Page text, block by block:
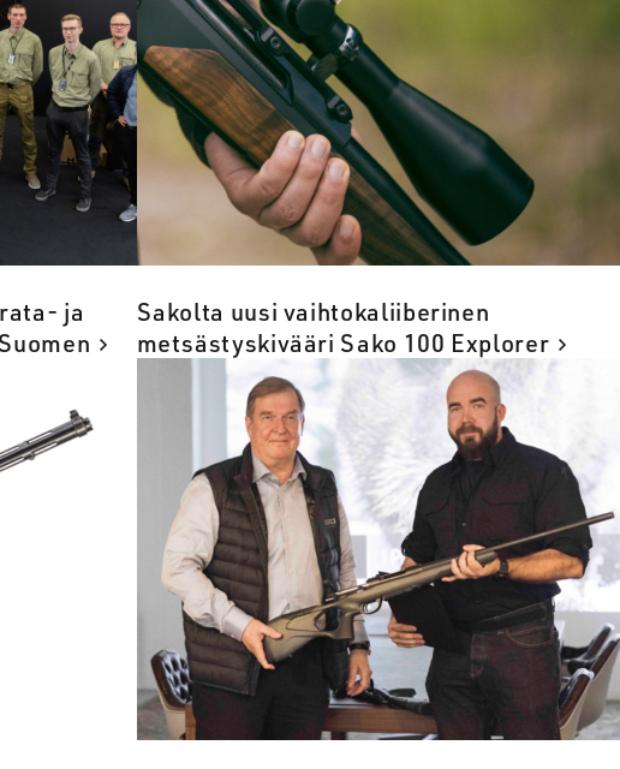
ja
Sakolta uusi vaihtokaliiberinen
metsästyskivääri Sako 100 Explorer